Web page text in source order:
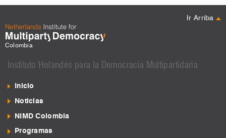
Ir Arriba
Colombia
Instituto Holandés para la Democracia Multipartidaria
Inicio
Noticias
NIMD Colombia
Programas